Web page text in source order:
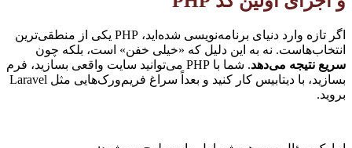
اگر تازه وارد دنیای برنامه‌نویسی شده‌اید، PHP یکی از منطقی‌ترین
انتخاب‌هاست. نه به این دلیل که «خیلی خفن» است، بلکه چون
سریع نتیجه می‌دهد
. شما با PHP می‌توانید سایت واقعی بسازید، فرم
بسازید، با دیتابیس کار کنید و بعداً سراغ فریم‌ورک‌هایی مثل Laravel
بروید.